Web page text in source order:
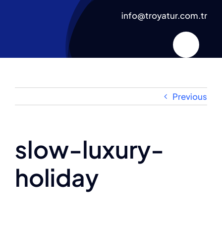
info@troyatur.com.tr
Previous
slow-luxury-
holiday